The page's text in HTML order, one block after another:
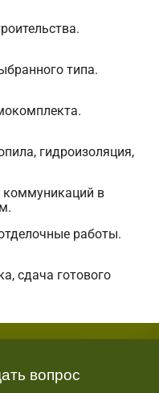
типа.
гидроизоляция,
коммуникаций в
работы.
сдача готового
вопрос